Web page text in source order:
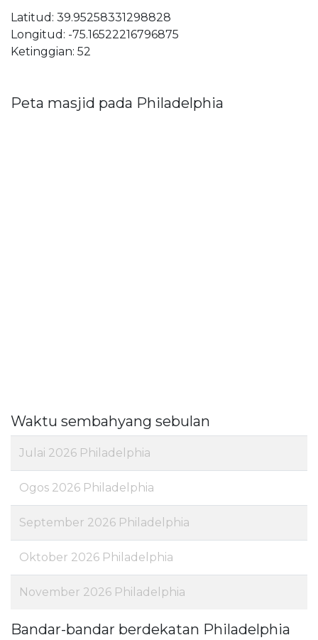
Latitud: 39.95258331298828
Longitud: -75.16522216796875
Ketinggian: 52
Peta masjid pada Philadelphia
Waktu sembahyang sebulan
Julai 2026 Philadelphia
Ogos 2026 Philadelphia
September 2026 Philadelphia
Oktober 2026 Philadelphia
November 2026 Philadelphia
Bandar-bandar berdekatan Philadelphia